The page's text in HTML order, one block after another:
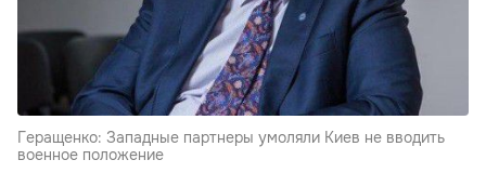
Геращенко: Западные партнеры умоляли Киев не вводить
военное положение